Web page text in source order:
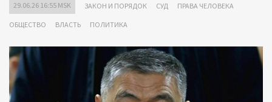
29.06.26 16:55 MSK ЗАКОН И ПОРЯДОК СУД ПРАВА ЧЕЛОВЕКА
ОБЩЕСТВО ВЛАСТЬ ПОЛИТИКА